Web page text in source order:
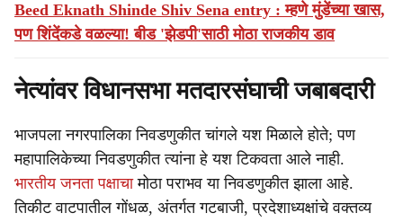
Beed Eknath Shinde Shiv Sena entry : म्हणे मुंडेंच्या खास,
पण शिंदेंकडे वळल्या! बीड 'झेडपी'साठी मोठा राजकीय डाव
नेत्यांवर विधानसभा मतदारसंघाची जबाबदारी
भाजपला नगरपालिका निवडणुकीत चांगले यश मिळाले होते; पण
महापालिकेच्या निवडणुकीत त्यांना हे यश टिकवता आले नाही.
भारतीय जनता पक्षाचामोठा पराभव या निवडणुकीत झाला आहे.
तिकीट वाटपातील गोंधळ, अंतर्गत गटबाजी, प्रदेशाध्यक्षांचे वक्तव्य